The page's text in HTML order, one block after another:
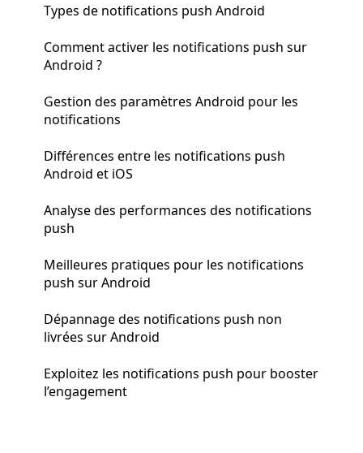
Types de notifications push Android
Comment activer les notifications push sur
Android ?
Gestion des paramètres Android pour les
notifications
Différences entre les notifications push
Android et iOS
Analyse des performances des notifications
push
Meilleures pratiques pour les notifications
push sur Android
Dépannage des notifications push non
livrées sur Android
Exploitez les notifications push pour booster
l’engagement